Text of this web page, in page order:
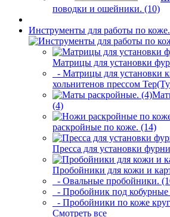
поводки и ошейники. (10)
Инструменты для работы по коже.
Матрицы для установки
- Матрицы для установки
хольнитенов прессом
(4)
раскройные по коже. (14)
Пресса для установки
Пробойники для кожи и
- Овальные пробойники.
- Пробойник под
- Пробойники по коже
Смотреть все